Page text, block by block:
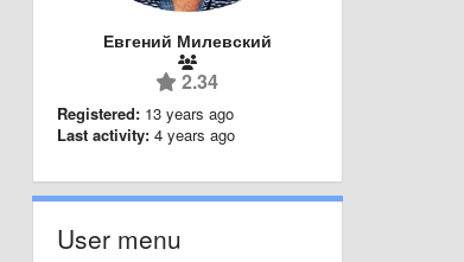
Евгений Милевский
2.34
Registered: 13 years ago
Last activity: 4 years ago
User menu